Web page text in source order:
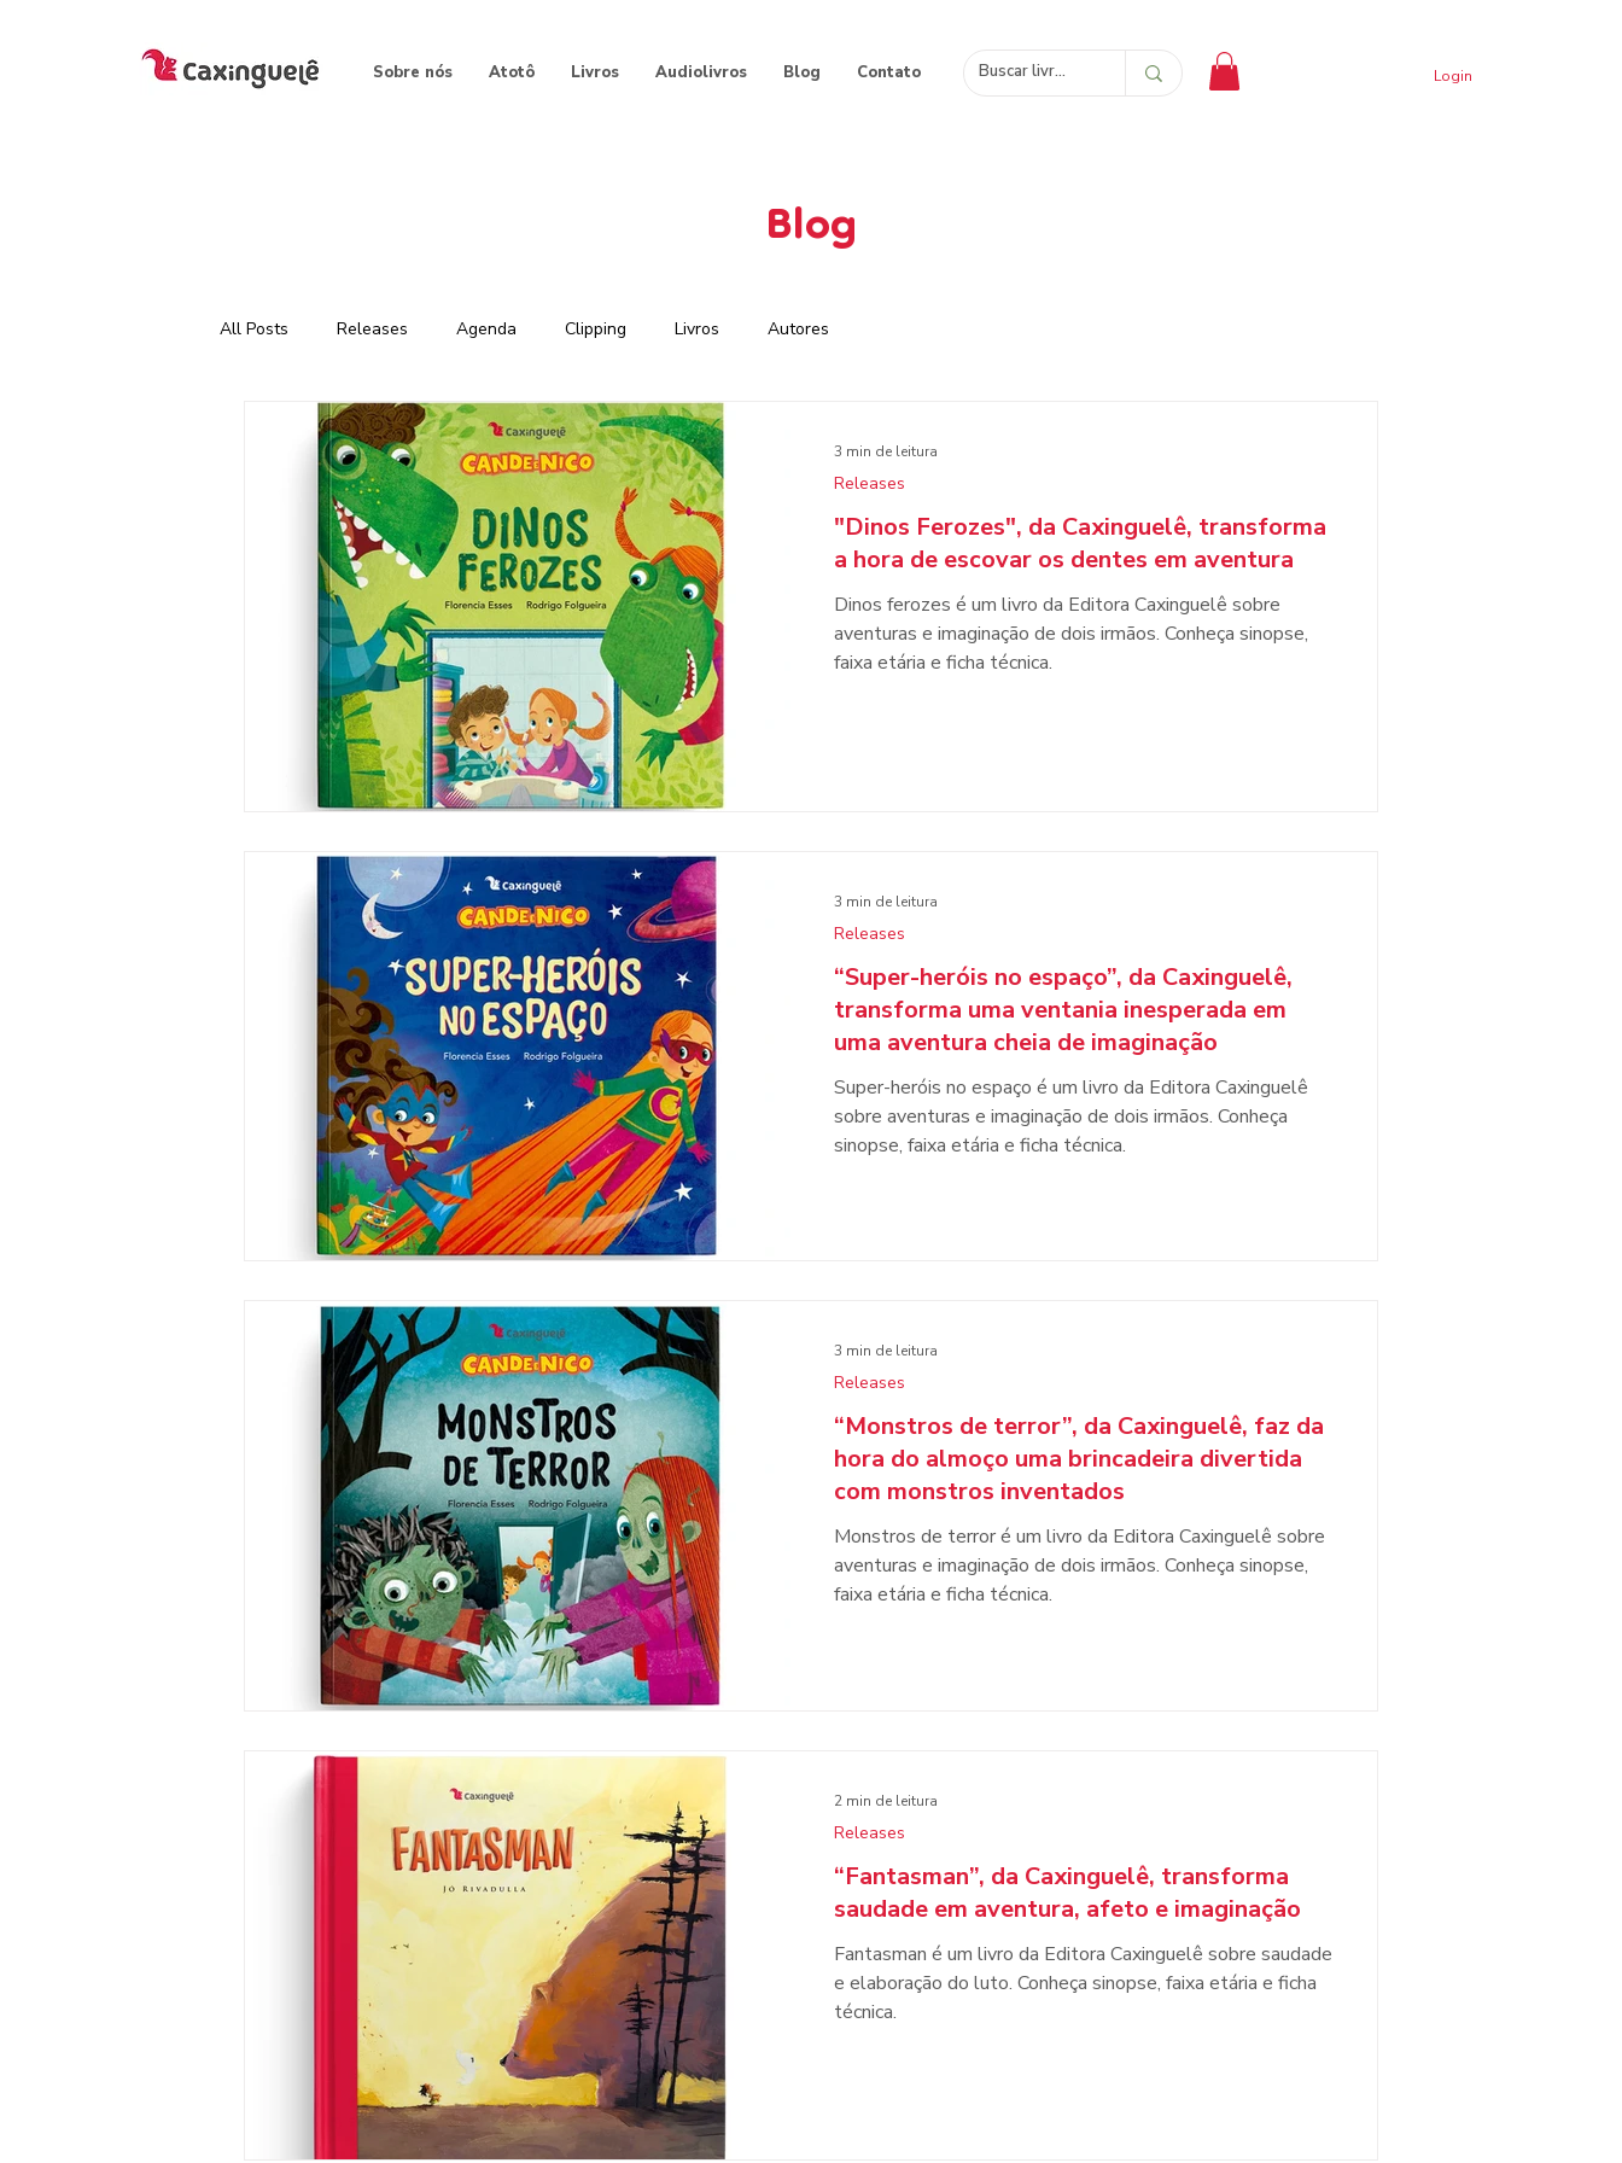
Sobre nós Atotô Livros Audiolivros Blog Contato Login
Blog
All Posts Releases Agenda Clipping Livros Autores
"Dinos Ferozes", da Caxinguelê, transforma
a hora de escovar os dentes em aventura
Dinos ferozes é um livro da Editora Caxinguelê sobre
aventuras e imaginação de dois irmãos. Conheça sinopse,
faixa etária e ficha técnica.
Releases
3 min de leitura
“Super-heróis no espaço”, da Caxinguelê,
transforma uma ventania inesperada em
uma aventura cheia de imaginação
Super-heróis no espaço é um livro da Editora Caxinguelê
sobre aventuras e imaginação de dois irmãos. Conheça
sinopse, faixa etária e ficha técnica.
Releases
3 min de leitura
“Monstros de terror”, da Caxinguelê, faz da
hora do almoço uma brincadeira divertida
com monstros inventados
Monstros de terror é um livro da Editora Caxinguelê sobre
aventuras e imaginação de dois irmãos. Conheça sinopse,
faixa etária e ficha técnica.
Releases
3 min de leitura
“Fantasman”, da Caxinguelê, transforma
saudade em aventura, afeto e imaginação
Fantasman é um livro da Editora Caxinguelê sobre saudade
e elaboração do luto. Conheça sinopse, faixa etária e ficha
técnica.
Releases
2 min de leitura